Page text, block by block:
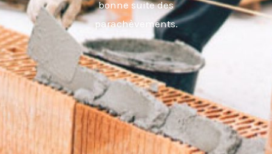
bonne suite des
parachèvements.